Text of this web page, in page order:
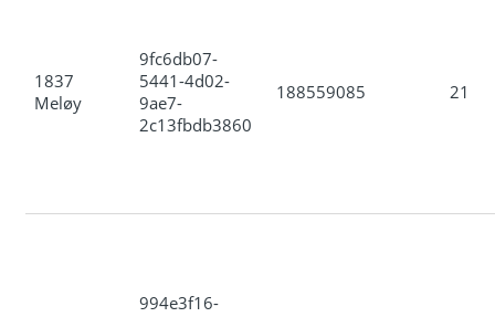
1837
Meløy
9fc6db07-
5441-4d02-
9ae7-
2c13fbdb3860
188559085 21
994e3f16-